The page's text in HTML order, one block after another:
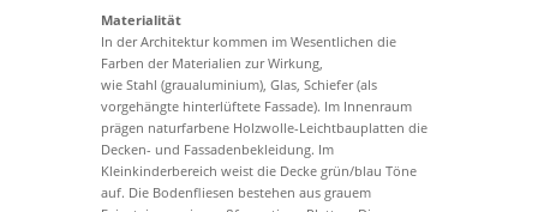
Materialität
In der Architektur kommen im Wesentlichen die
Farben der Materialien zur Wirkung,
wie Stahl (graualuminium), Glas, Schiefer (als
vorgehängte hinterlüftete Fassade). Im Innenraum
prägen naturfarbene Holzwolle-Leichtbauplatten die
Decken- und Fassadenbekleidung. Im
Kleinkinderbereich weist die Decke grün/blau Töne
auf. Die Bodenfliesen bestehen aus grauem